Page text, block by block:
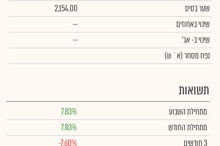
שער בסיס
2,154.00
שינוי באחוזים
--
שינויב- אג'
--
נפח מסחר(א` ₪)
תשואות
מתחילת השבוע
7.83%
מתחילת החודש
7.83%
3 חודשים
-7.60%